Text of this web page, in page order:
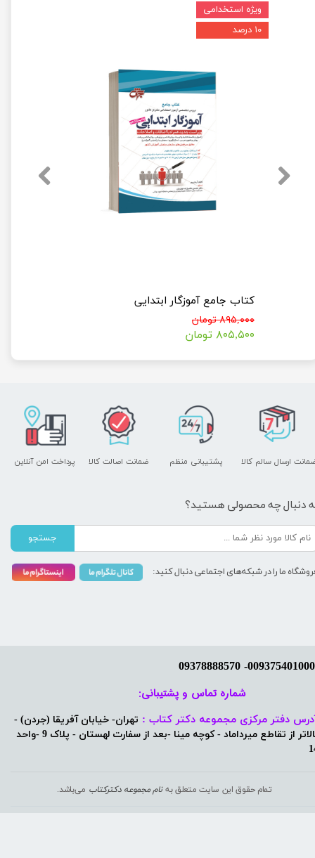
کتاب جامع آموزگار ابتدایی
۸۹۵,۰۰۰ تومان
۸۰۵,۵۰۰ تومان
ویژه استخدامی
۱۰ درصد
دفتر مرکزی مجموعه دکتر کتاب : تهران- خیابان آفریقا (جردن) -
بالاتر از تقاطع میرداماد - کوچه مینا -بعد از سفارت لهستان - پلاک 9 -واحد
تمام حقوق این سایت متعلق بهنام مجموعه دکترکتاب می‌باشد.
شماره تماس و پشتیبانی: ​​​​​​​
پشتیبانی منظم پرداخت امن آنلاین ارسال سالم کالا ضمانت اصالت کالا
دنبال چه محصولی هستید؟
جستجو
ما را در شبکه‌های اجتماعی دنبال کنید: